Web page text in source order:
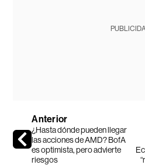
Anterior
¿Hasta dónde pueden llegar
las acciones de AMD? BofA
es optimista, pero advierte
riesgos